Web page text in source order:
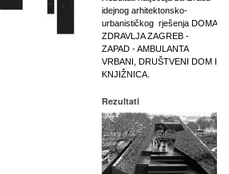
idejnog arhitektonsko-
urbanističkog rješenja DOMA
ZDRAVLJA ZAGREB -
ZAPAD - AMBULANTA
VRBANI, DRUŠTVENI DOM I
KNJIŽNICA.
Rezultati